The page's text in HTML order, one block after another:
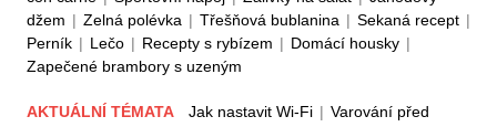
džem | Zelná polévka | Třešňová bublanina | Sekaná recept |
Perník | Lečo | Recepty s rybízem | Domácí housky |
Zapečené brambory s uzeným
AKTUÁLNÍ TÉMATA Jak nastavit Wi-Fi | Varování před